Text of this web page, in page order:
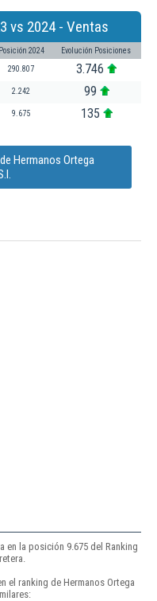
vs 2024 - Ventas
Posición 2024 Evolución Posiciones
290.807 3.746
2.242 99
9.675 135
Hermanos Ortega
en la posición 9.675 del Ranking
el ranking de Hermanos Ortega